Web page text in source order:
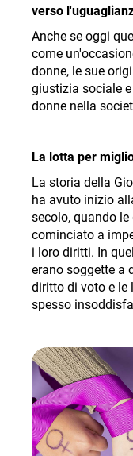
verso
Anche se oggi
come
donne, le sue
giustizia sociale
donne nella
La lotta per
La storia della
ha avuto inizio
secolo, quando
cominciato a
i loro diritti. In
erano soggette a
diritto di voto e le
spesso